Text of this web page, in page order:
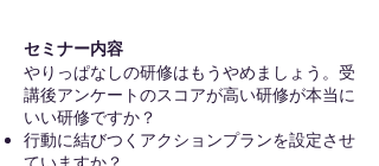
セミナー内容
やりっぱなしの研修はもうやめましょう。受
講後アンケートのスコアが高い研修が本当に
いい研修ですか？
行動に結びつくアクションプランを設定させ